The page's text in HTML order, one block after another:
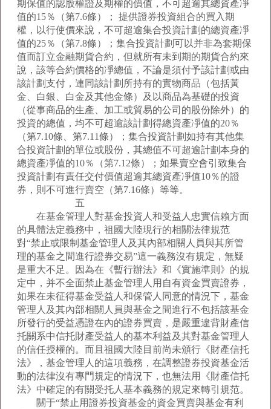
期保值的認股權證及期權的價值，不可超逾其總資產凈
值的15％（第7.6條）； 提供證券投資組合的買入期
權，以行使價來說，不可超逾集合投資計劃的總資產凈
值的25％（第7.8條）；集合投資計劃可以并非為套期保
值而訂立金融期貨合約，但就所有未到期的期貨合約來
說，該等合約價格的凈總值，不論是須付予該計劃或由
該計劃支付，連同該計劃所持有的實物商品（包括黃
金、白銀、白金及其他金條）及以商品為基礎的投資
（從事商品的生產、加工或貿易的公司的股份除外）的
投資的總值，均不可超逾該計劃得總資產凈值的20％
（第7.10條、第7.11條）；集合投資計劃如持有其他集
合投資計劃的單位或股份，其總值不可超逾計劃本身的
總資產凈值的10％（第7.12條）；如果賣空會引致集合
投資計劃有責任交付價值超逾其總資產凈值10％的證
券，則不可進行賣空（第7.16條）等等。
五
在基金管理人對基金投資人和受益人忠實信賴方面
的具體法定義務中，祖國大陸現行的相關法律規范
對“禁止或限制基金管理人及其內部相關人員與其所管
理的基金之間進行證券交易”這一義務沒有規定，無疑
是重大不足。因為在《暫行辦法》和《實施準則》的規
定中，并不全面禁止基金管理人用自有資金買賣證券，
如果在未征得基金受益人和保管人同意的情況下，基金
管理人及其內部相關人員與基金之間進行不包括該基金
所發行的受益憑證在內的證券買賣，是嚴重違背財產信
托關系中信托財產受益人的基本利益及其對基金管理人
的信任授權的。而且祖國大陸目前尚未頒行《財產信托
法》，基金管理人的這項義務，在調整證券投資基金活
動的法律沒有專門規定的情況下，也無法用《財產信托
法》中確定的有關受托人基本義務的規定來轉引規范。
關于“禁止用證券投資基金的資金買賣與基金有利